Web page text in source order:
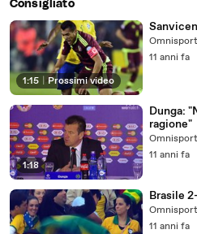
Consigliato
1:15 Prossimi video
11 anni fa
1:18
Dunga:
ragione"
11 anni fa
Brasile
11 anni fa